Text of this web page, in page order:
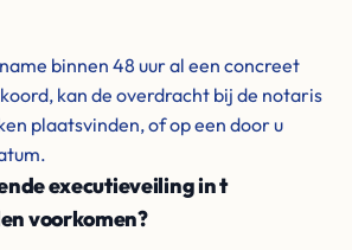
binnen 48 uur al een concreet
kan de overdracht bij de notaris
plaatsvinden, of op een door u
executieveiling in t
voorkomen?